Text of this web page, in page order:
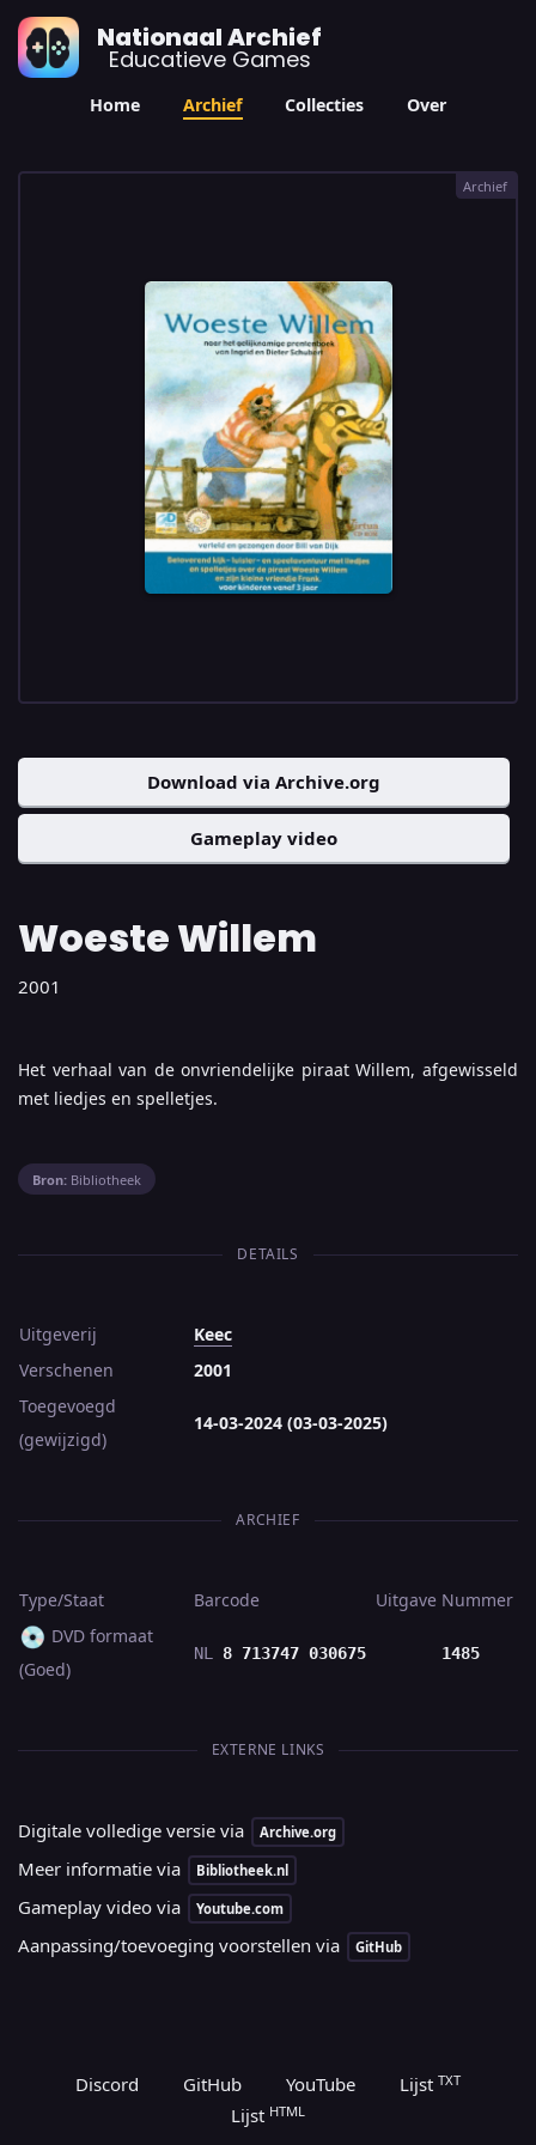
Nationaal Archief
Educatieve Games
Home Archief Collecties Over
Archief
Download via Archive.org
Gameplay video
Woeste Willem
2001
Het verhaal van de onvriendelijke piraat Willem, afgewisseld
met liedjes en spelletjes.
Bron: Bibliotheek
DETAILS
Uitgeverij
Keec
Verschenen
2001
Toegevoegd
(gewijzigd)
14-03-2024 (03-03-2025)
ARCHIEF
Type/Staat Barcode Uitgave Nummer
💿 DVD formaat
(Goed)
NL 8 713747 030675 1485
EXTERNE LINKS
Digitale volledige versie via Archive.org
Meer informatie via Bibliotheek.nl
Gameplay video via Youtube.com
Aanpassing/toevoeging voorstellen via GitHub
Discord GitHub YouTube Lijst TXT
Lijst HTML